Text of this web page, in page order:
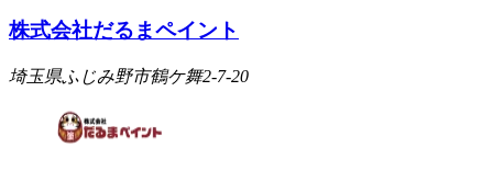
株式会社だるまペイント
埼玉県ふじみ野市鶴ケ舞2-7-20